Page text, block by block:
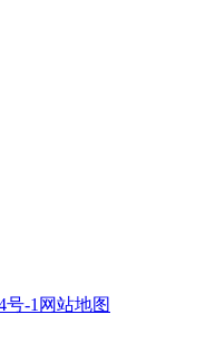
号-1 网站地图